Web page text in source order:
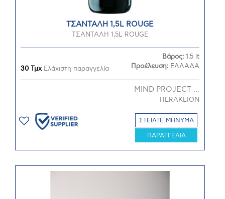
ΤΣΑΝΤΑΛΗ 1,5L ROUGE
ΤΣΑΝΤΑΛΗ 1,5L ROUGE
30 ΤμχΕλάχιστη παραγγελία
Βάρος: 1.5 lt
Προέλευση: ΕΛΛΑΔΑ
MIND PROJECT ...
HERAKLION
ΣΤΕΙΛΤΕ ΜΗΝΥΜΑ
ΠΑΡΑΓΓΕΛΙΑ